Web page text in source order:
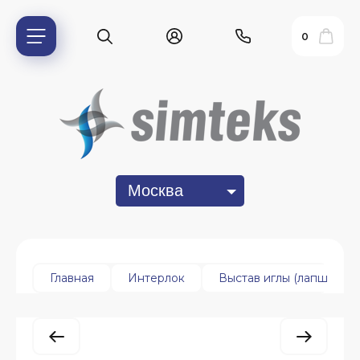
Москва
0
Главная Интерлок Выстав иглы (лапша)